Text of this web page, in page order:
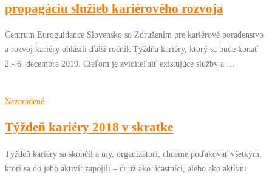
propagáciu služieb kariérového rozvoja
Centrum Euroguidance Slovensko so Združením pre kariérové poradenstvo
a rozvoj kariéry ohlásili ďalší ročník Týždňa kariéry, ktorý sa bude konať
2.- 6. decembra 2019. Cieľom je zviditeľniť existujúce služby a …
Nezaradené
Týždeň kariéry 2018 v skratke
Týždeň kariéry sa skončil a my, organizátori, chceme poďakovať všetkým,
ktorí sa do jeho aktivít zapojili – či už ako účastníci, alebo ako aktívni